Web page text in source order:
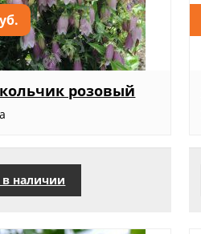
розовый
в наличии